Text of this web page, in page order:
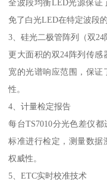
全波段均衡LED光源保证
免了白光LED在特定波段
3、硅光二极管阵列（双24
更大面积的双24阵列传
宽的光谱响应范围，保证
性。
4、计量检定报告
每台TS7010分光色差仪
标准进行检定，测量数据
权威性。
5、ETC实时校准技术